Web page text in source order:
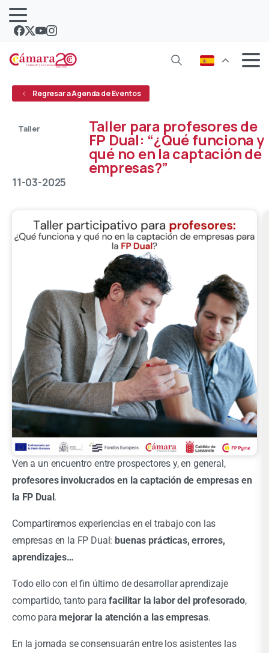
Regresar a Agenda de Eventos
Taller Taller para profesores de
FP Dual: “¿Qué funciona y
qué no en la captación de
empresas?”
11-03-2025
Ven a un encuentro entre prospectores y, en general,
profesores involucrados en la captación de empresas en
la FP Dual.
Compartiremos experiencias en el trabajo con las
empresas en la FP Dual: buenas prácticas, errores,
aprendizajes…
Todo ello con el fin último de desarrollar aprendizaje
compartido, tanto parafacilitar la labor del profesorado,
como para mejorar la atención a las empresas.
En la jornada se consensuarán entre los asistentes las